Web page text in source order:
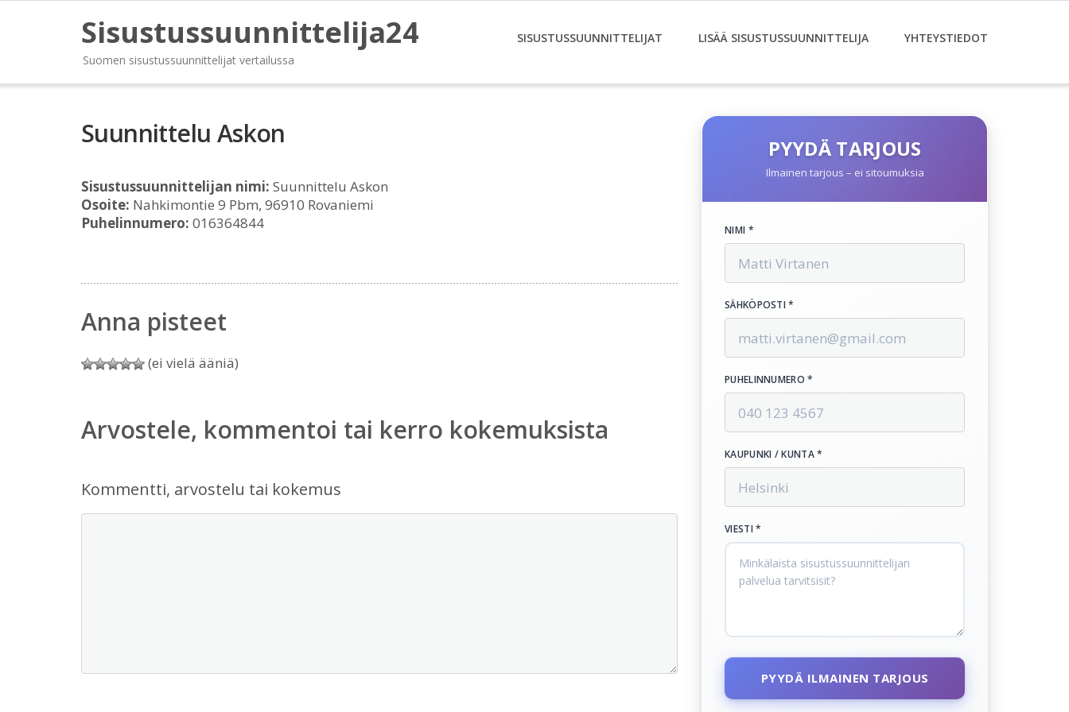
Sisustussuunnittelija24
Suomen sisustussuunnittelijat vertailussa
SISUSTUSSUUNNITTELIJAT LISÄÄ SISUSTUSSUUNNITTELIJA YHTEYSTIEDOT
Suunnittelu Askon
Sisustussuunnittelijan nimi: Suunnittelu Askon
Osoite: Nahkimontie 9 Pbm, 96910 Rovaniemi
Puhelinnumero: 016364844
Anna pisteet
(ei vielä ääniä)
Arvostele, kommentoi tai kerro kokemuksista
Kommentti, arvostelu tai kokemus
PYYDÄ TARJOUS
Ilmainen tarjous – ei sitoumuksia
NIMI *
SÄHKÖPOSTI *
PUHELINNUMERO *
KAUPUNKI / KUNTA *
VIESTI *
PYYDÄ ILMAINEN TARJOUS